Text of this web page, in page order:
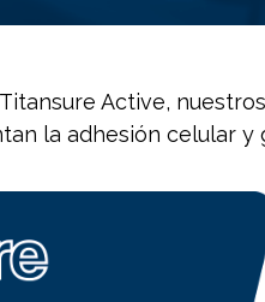
Active,
la adhesión celular